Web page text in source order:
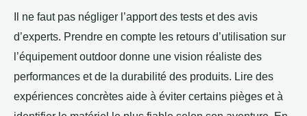
Il ne faut pas négliger l’apport des tests et des avis
d’experts. Prendre en compte les retours d’utilisation sur
l’équipement outdoor donne une vision réaliste des
performances et de la durabilité des produits. Lire des
expériences concrètes aide à éviter certains pièges et à